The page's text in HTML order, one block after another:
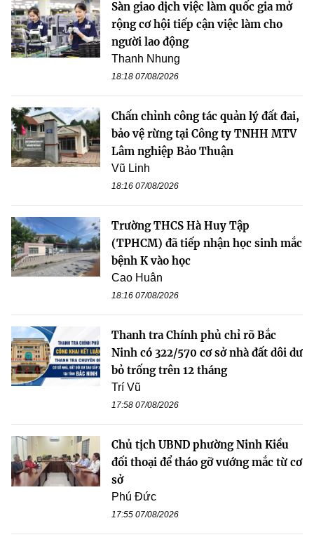
Sàn giao dịch việc làm quốc gia mở
rộng cơ hội tiếp cận việc làm cho
người lao động
Thanh Nhung
18:18 07/08/2026
Chấn chỉnh công tác quản lý đất đai,
bảo vệ rừng tại Công ty TNHH MTV
Lâm nghiệp Bảo Thuận
Vũ Linh
18:16 07/08/2026
Trường THCS Hà Huy Tập
(TPHCM) đã tiếp nhận học sinh mắc
bệnh K vào học
Cao Huân
18:16 07/08/2026
Thanh tra Chính phủ chỉ rõ Bắc
Ninh có 322/570 cơ sở nhà đất dôi dư
bỏ trống trên 12 tháng
Trí Vũ
17:58 07/08/2026
Chủ tịch UBND phường Ninh Kiều
đối thoại để tháo gỡ vướng mắc từ cơ
sở
Phú Đức
17:55 07/08/2026